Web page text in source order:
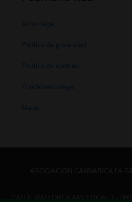
Aviso legal
Política de privacidad
Política de cookies
Fundamento legal
Mapa
CALLE MALLORCA 440, LOCAL 1 -